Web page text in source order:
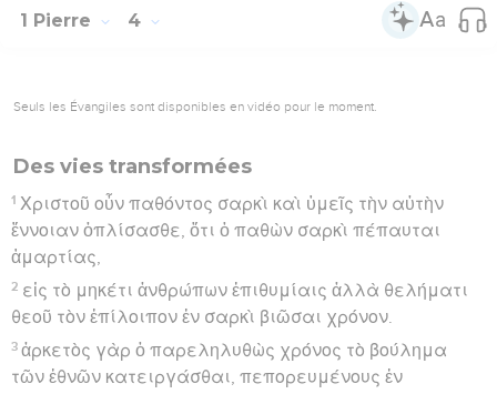
1 Pierre 4
Seuls les Évangiles sont disponibles en vidéo pour le moment.
Des vies transformées
1 Χριστοῦ οὖν παθόντος σαρκὶ καὶ ὑμεῖς τὴν αὐτὴν
ἔννοιαν ὁπλίσασθε, ὅτι ὁ παθὼν σαρκὶ πέπαυται
ἁμαρτίας,
2 εἰς τὸ μηκέτι ἀνθρώπων ἐπιθυμίαις ἀλλὰ θελήματι
θεοῦ τὸν ἐπίλοιπον ἐν σαρκὶ βιῶσαι χρόνον.
3 ἀρκετὸς γὰρ ὁ παρεληλυθὼς χρόνος τὸ βούλημα
τῶν ἐθνῶν κατειργάσθαι, πεπορευμένους ἐν